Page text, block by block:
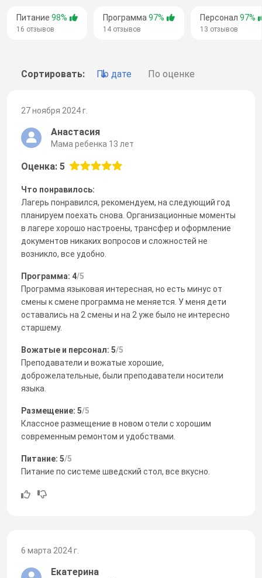
Питание 98%
16 отзывов
Программа 97%
14 отзывов
Персонал 97%
13 отзывов
Сортировать: По дате По оценке
27 ноября 2024 г.
Анастасия
Мама ребенка 13 лет
Оценка: 5
Что понравилось:
Лагерь понравился, рекомендуем, на следующий год
планируем поехать снова. Организационные моменты
в лагере хорошо настроены, трансфер и оформление
документов никаких вопросов и сложностей не
возникло, все удобно.
Программа: 4/5
Программа языковая интересная, но есть минус от
смены к смене программа не меняется. У меня дети
оставались на 2 смены и на 2 уже было не интересно
старшему.
Вожатые и персонал: 5/5
Преподаватели и вожатые хорошие,
доброжелательные, были преподаватели носители
языка.
Размещение: 5/5
Классное размещение в новом отели с хорошим
современным ремонтом и удобствами.
Питание: 5/5
Питание по системе шведский стол, все вкусно.
6 марта 2024 г.
Екатерина